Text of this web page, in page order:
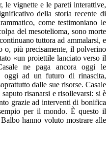
le vignette e le pareti interattive,
della storia recente di
come testimoniano le
del mesotelioma, sono morte
tuttora ad ammalarsi, e
o, più precisamente, il polverino
«un proiettile lanciato verso il
ne paga ancora oggi le
oggi ad un futuro di rinascita,
dalle sue risorse. Casale
risanarsi e risollevarsi: si è
grazie ad interventi di bonifica
per il mondo. È questo il
hanno voluto mostrare alle